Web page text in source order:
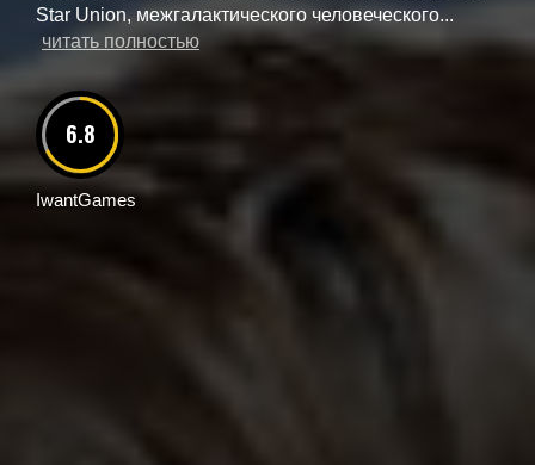
Star Union, межгалактического человеческого...
читать полностью
6.8
IwantGames